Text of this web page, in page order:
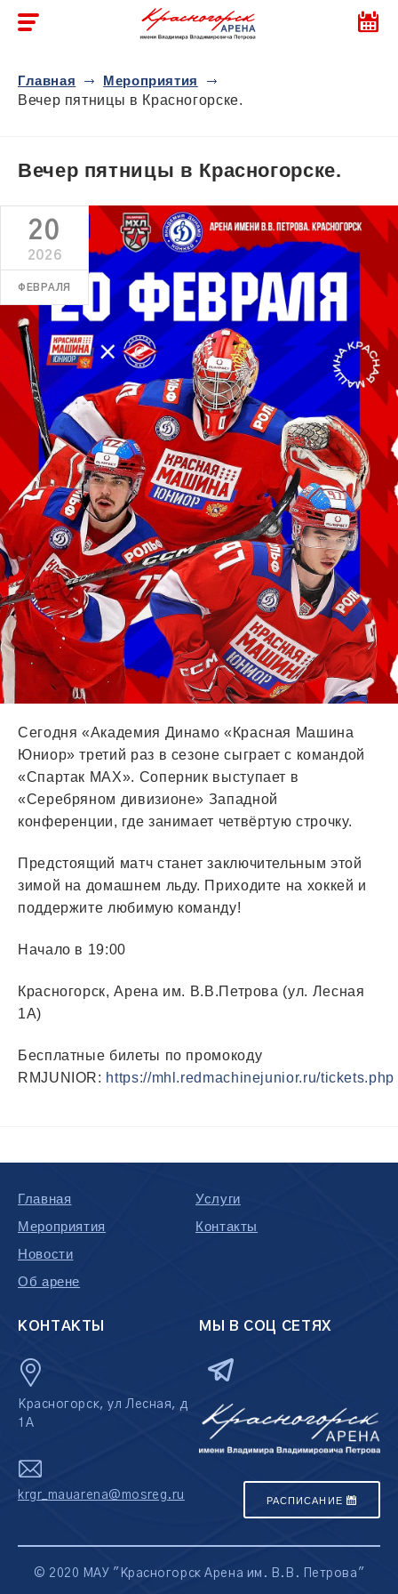
Главная
Мероприятия
Вечер пятницы в Красногорске.
20
2026
ФЕВРАЛЯ
Вечер пятницы в Красногорске.
Сегодня «Академия Динамо «Красная Машина
Юниор» третий раз в сезоне сыграет с командой
«Спартак МАХ». Соперник выступает в
«Серебряном дивизионе» Западной
конференции, где занимает четвёртую строчку.
Предстоящий матч станет заключительным этой
зимой на домашнем льду. Приходите на хоккей и
поддержите любимую команду!
Начало в 19:00
Красногорск, Арена им. В.В.Петрова (ул. Лесная
1А)
Бесплатные билеты по промокоду
RMJUNIOR: https://mhl.redmachinejunior.ru/tickets.php
Главная
Мероприятия
Новости
Об арене
Услуги
Контакты
КОНТАКТЫ
Красногорск, ул Лесная, д
1А
krgr_mauarena@mosreg.ru
МЫ В СОЦ СЕТЯХ
РАСПИСАНИЕ
© 2020 МАУ "Красногорск Арена им. В.В. Петрова"